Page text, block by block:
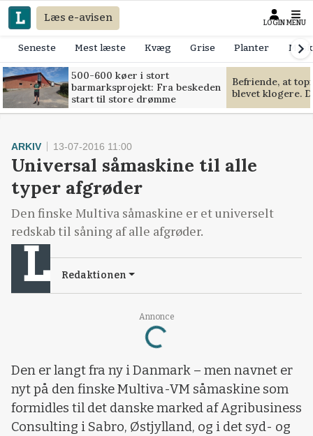
Læs e-avisen LOGIN MENU
Seneste Mest læste Kvæg Grise Planter
500-600 køer i stort
barmarksprojekt: Fra beskeden
start til store drømme
Befriende, at
blevet klogere.
Annonce
Loading...
ARKIV 13-07-2016 11:00
Universal såmaskine til alle
typer afgrøder
Den finske Multiva såmaskine er et universelt
redskab til såning af alle afgrøder.
Redaktionen
Den er langt fra ny i Danmark – men navnet er
nyt på den finske Multiva-VM såmaskine som
formidles til det danske marked af Agribusiness
Consulting i Sabro, Østjylland, og i det syd- og